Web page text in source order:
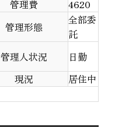
管理費
4620
管理形態
全部委
託
管理人状況
日勤
現況
居住中